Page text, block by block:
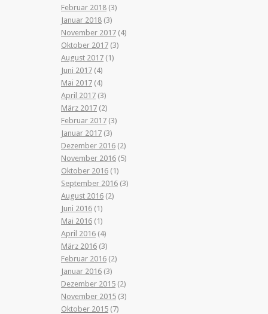
Februar 2018 (3)
Januar 2018 (3)
November 2017 (4)
Oktober 2017 (3)
August 2017 (1)
Juni 2017 (4)
Mai 2017 (4)
April 2017 (3)
März 2017 (2)
Februar 2017 (3)
Januar 2017 (3)
Dezember 2016 (2)
November 2016 (5)
Oktober 2016 (1)
September 2016 (3)
August 2016 (2)
Juni 2016 (1)
Mai 2016 (1)
April 2016 (4)
März 2016 (3)
Februar 2016 (2)
Januar 2016 (3)
Dezember 2015 (2)
November 2015 (3)
Oktober 2015 (7)